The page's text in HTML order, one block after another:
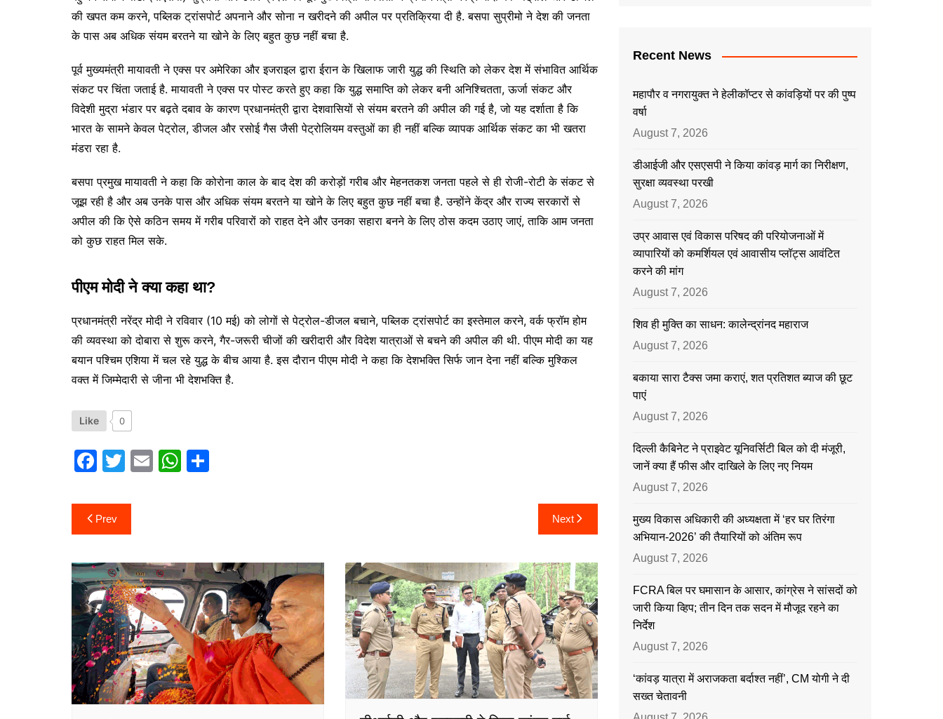
की खपत कम करने, पब्लिक ट्रांसपोर्ट अपनाने और सोना न खरीदने की अपील पर प्रतिक्रिया दी है. बसपा सुप्रीमो ने देश की जनता
के पास अब अधिक संयम बरतने या खोने के लिए बहुत कुछ नहीं बचा है.
पूर्व मुख्यमंत्री मायावती ने एक्स पर अमेरिका और इजराइल द्वारा ईरान के खिलाफ जारी युद्ध की स्थिति को लेकर देश में संभावित आर्थिक
संकट पर चिंता जताई है. मायावती ने एक्स पर पोस्ट करते हुए कहा कि युद्ध समाप्ति को लेकर बनी अनिश्चितता, ऊर्जा संकट और
विदेशी मुद्रा भंडार पर बढ़ते दबाव के कारण प्रधानमंत्री द्वारा देशवासियों से संयम बरतने की अपील की गई है, जो यह दर्शाता है कि
भारत के सामने केवल पेट्रोल, डीजल और रसोई गैस जैसी पेट्रोलियम वस्तुओं का ही नहीं बल्कि व्यापक आर्थिक संकट का भी खतरा
मंडरा रहा है.
बसपा प्रमुख मायावती ने कहा कि कोरोना काल के बाद देश की करोड़ों गरीब और मेहनतकश जनता पहले से ही रोजी-रोटी के संकट से
जूझ रही है और अब उनके पास और अधिक संयम बरतने या खोने के लिए बहुत कुछ नहीं बचा है. उन्होंने केंद्र और राज्य सरकारों से
अपील की कि ऐसे कठिन समय में गरीब परिवारों को राहत देने और उनका सहारा बनने के लिए ठोस कदम उठाए जाएं, ताकि आम जनता
को कुछ राहत मिल सके.
पीएम मोदी ने क्या कहा था?
प्रधानमंत्री नरेंद्र मोदी ने रविवार (10 मई) को लोगों से पेट्रोल-डीजल बचाने, पब्लिक ट्रांसपोर्ट का इस्तेमाल करने, वर्क फ्रॉम होम
की व्यवस्था को दोबारा से शुरू करने, गैर-जरूरी चीजों की खरीदारी और विदेश यात्राओं से बचने की अपील की थी. पीएम मोदी का यह
बयान पश्चिम एशिया में चल रहे युद्ध के बीच आया है. इस दौरान पीएम मोदी ने कहा कि देशभक्ति सिर्फ जान देना नहीं बल्कि मुश्किल
वक्त में जिम्मेदारी से जीना भी देशभक्ति है.
Like 0
F
c
e
o
o
k
T
itt
er
E
W
p
p
PostPrev Next
Recent News
महापौर व नगरायुक्त ने हेलीकॉप्टर से कांवड़ियों पर की पुष्प
वर्षा
August 7, 2026
डीआईजी और एसएसपी ने किया कांवड़ मार्ग का निरीक्षण,
सुरक्षा व्यवस्था परखी
August 7, 2026
उप्र आवास एवं विकास परिषद की परियोजनाओं में
व्यापारियों को कमर्शियल एवं आवासीय प्लॉट्स आवंटित
करने की मांग
August 7, 2026
शिव ही मुक्ति का साधन: कालेन्द्रांनद महाराज
August 7, 2026
बकाया सारा टैक्स जमा कराएं, शत प्रतिशत ब्याज की छूट
पाएं
August 7, 2026
दिल्ली कैबिनेट ने प्राइवेट यूनिवर्सिटी बिल को दी मंजूरी,
जानें क्या हैं फीस और दाखिले के लिए नए नियम
August 7, 2026
मुख्य विकास अधिकारी की अध्यक्षता में ‘हर घर तिरंगा
अभियान-2026’ की तैयारियों को अंतिम रूप
August 7, 2026
FCRA बिल पर घमासान के आसार, कांग्रेस ने सांसदों को
जारी किया व्हिप; तीन दिन तक सदन में मौजूद रहने का
निर्देश
August 7, 2026
‘कांवड़ यात्रा में अराजकता बर्दाश्त नहीं’, CM योगी ने दी
सख्त चेतावनी